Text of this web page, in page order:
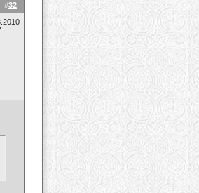
#32